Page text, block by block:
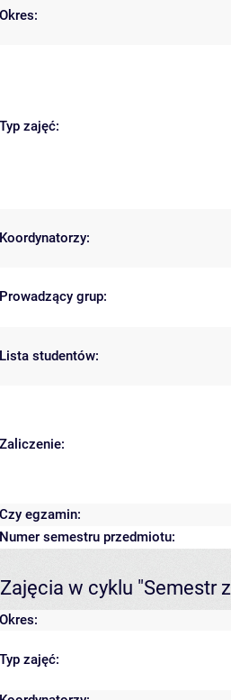
Okres:
Typ zajęć:
Koordynatorzy:
Prowadzący grup:
Lista studentów:
Zaliczenie:
Czy egzamin:
Numer semestru przedmiotu:
Zajęcia w cyklu "Semestr
Okres:
Typ zajęć: